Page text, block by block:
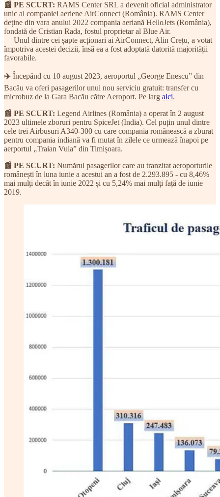
📰 PE SCURT: RAMS Center SRL a devenit oficial administrator
unic al companiei aeriene AirConnect (România). RAMS Center
deține din vara anului 2022 compania aeriană HelloJets (România),
fondată de Cristian Rada, fostul proprietar al Blue Air.
Unul dintre cei șapte acționari ai AirConnect, Alin Crețu, a votat
împotriva acestei decizii, însă ea a fost adoptată datorită majorității
favorabile.
✈️ Începând cu 10 august 2023, aeroportul „George Enescu” din
Bacău va oferi pasagerilor unui nou serviciu gratuit: transfer cu
microbuz de la Gara Bacău către Aeroport. Pe larg aici.
📰 PE SCURT: Legend Airlines (România) a operat în 2 august
2023 ultimele zboruri pentru SpiceJet (India). Cel puțin unul dintre
cele trei Airbusuri A340-300 cu care compania românească a zburat
pentru compania indiană va fi mutat în zilele ce urmează înapoi pe
aerportul „Traian Vuia” din Timișoara.
📰 PE SCURT: Numărul pasagerilor care au tranzitat aeroporturile
românești în luna iunie a acestui an a fost de 2.293.895 - cu 8,46%
mai mulți decât în iunie 2022 și cu 5,24% mai mulți față de iunie
2019.